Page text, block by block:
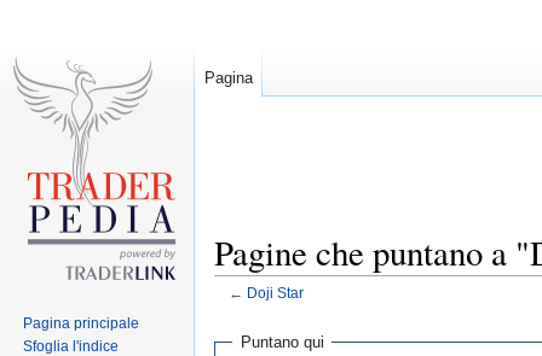
Pagine che puntano a
← Doji Star
Jump
JumpPuntano qui
Pagina
Pagina principale
Sfoglia l'indice